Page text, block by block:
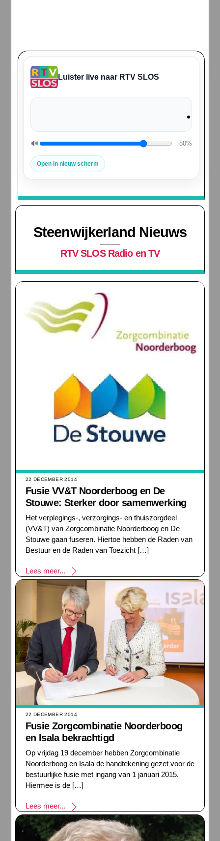
Luister live naar RTV SLOS
🔊
Volume
80%
Open in nieuw scherm
Steenwijkerland Nieuws
RTV SLOS Radio en TV
22 DECEMBER 2014
Fusie VV&T Noorderboog en De
Stouwe: Sterker door samenwerking
Het verplegings-, verzorgings- en thuiszorgdeel
(VV&T) van Zorgcombinatie Noorderboog en De
Stouwe gaan fuseren. Hiertoe hebben de Raden van
Bestuur en de Raden van Toezicht […]
Lees meer...
22 DECEMBER 2014
Fusie Zorgcombinatie Noorderboog
en Isala bekrachtigd
Op vrijdag 19 december hebben Zorgcombinatie
Noorderboog en Isala de handtekening gezet voor de
bestuurlijke fusie met ingang van 1 januari 2015.
Hiermee is de […]
Lees meer...